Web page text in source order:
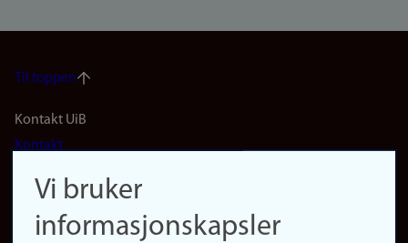
Til toppen
Footer
(no)
Kontakt UiB
Kontakt
Finn forsker
Presse
Vi bruker
informasjonskapsler